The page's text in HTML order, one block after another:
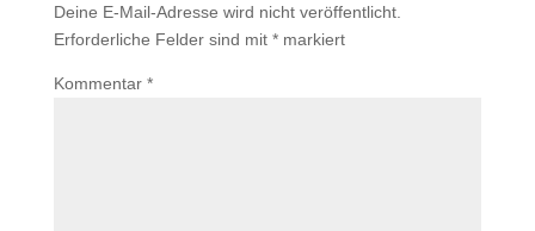
Deine E-Mail-Adresse wird nicht veröffentlicht.
Erforderliche Felder sind mit *markiert
Kommentar *